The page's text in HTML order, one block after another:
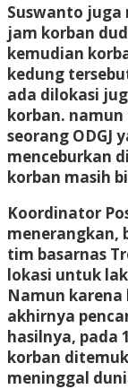
Suswanto juga
jam korban
kemudian
kedung
ada dilokasi
korban.
seorang ODGJ
menceburkan
korban masih
Koordinator
menerangkan,
tim basarnas
lokasi untuk
Namun
akhirnya
hasilnya, pada
korban
meninggal